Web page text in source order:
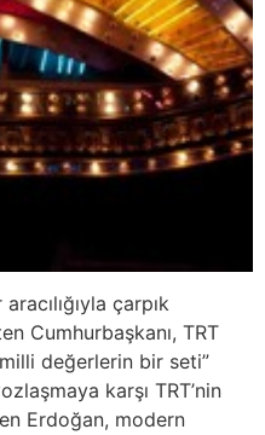
çarpık
Cumhurbaşkanı, TRT
değerlerin bir seti”
karşı TRT’nin
Erdoğan, modern